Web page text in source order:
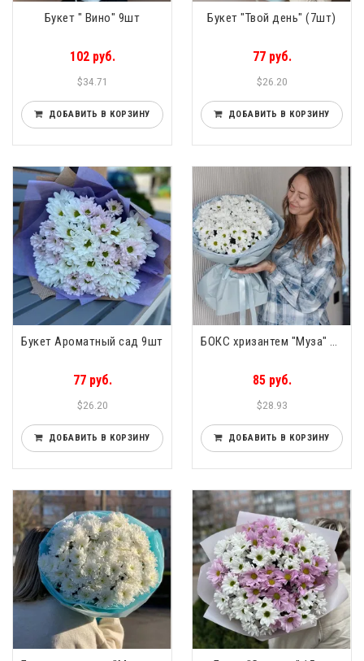
Букет " Вино" 9шт
102 руб.
$34.71
ДОБАВИТЬ В КОРЗИНУ
Букет "Твой день" (7шт)
77 руб.
$26.20
ДОБАВИТЬ В КОРЗИНУ
Букет Ароматный сад 9шт
77 руб.
$26.20
ДОБАВИТЬ В КОРЗИНУ
БОКС хризантем "Муза" 11шт
85 руб.
$28.93
ДОБАВИТЬ В КОРЗИНУ